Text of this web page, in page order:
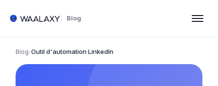
Blog
Blog›Outil d'automation LinkedIn